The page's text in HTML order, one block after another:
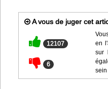
A vous de juger cet
12107
6
en
sur
sein